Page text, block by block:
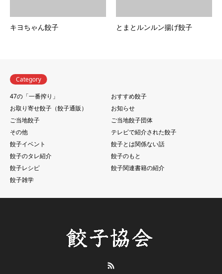
キヨちゃん餃子 とまとルンルン揚げ餃子
Category
47の「一番搾り」
おすすめ餃子
お取り寄せ餃子（餃子通販）
お知らせ
ご当地餃子
ご当地餃子団体
その他
テレビで紹介された餃子
餃子イベント
餃子とは関係ない話
餃子のタレ紹介
餃子のもと
餃子レシピ
餃子関連書籍の紹介
餃子雑学